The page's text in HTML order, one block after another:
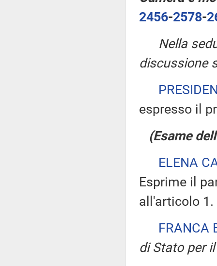
2456-2578-
Nella
discussione
espresso il
(Esame
ELENA
Esprime il
all'articolo 1.
FRANCA
di Stato per